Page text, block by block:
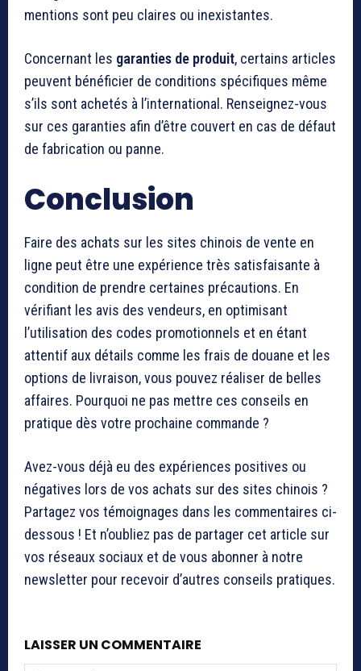
mentions sont peu claires ou inexistantes.
Concernant les garanties de produit, certains articles
peuvent bénéficier de conditions spécifiques même
s’ils sont achetés à l’international. Renseignez-vous
sur ces garanties afin d’être couvert en cas de défaut
de fabrication ou panne.
Conclusion
Faire des achats sur les sites chinois de vente en
ligne peut être une expérience très satisfaisante à
condition de prendre certaines précautions. En
vérifiant les avis des vendeurs, en optimisant
l’utilisation des codes promotionnels et en étant
attentif aux détails comme les frais de douane et les
options de livraison, vous pouvez réaliser de belles
affaires. Pourquoi ne pas mettre ces conseils en
pratique dès votre prochaine commande ?
Avez-vous déjà eu des expériences positives ou
négatives lors de vos achats sur des sites chinois ?
Partagez vos témoignages dans les commentaires ci-
dessous ! Et n’oubliez pas de partager cet article sur
vos réseaux sociaux et de vous abonner à notre
newsletter pour recevoir d’autres conseils pratiques.
LAISSER UN COMMENTAIRE